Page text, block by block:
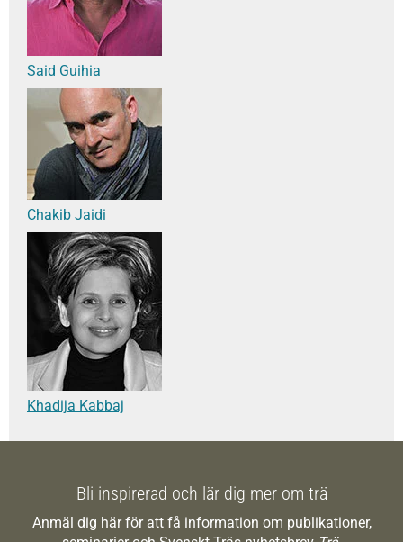
Said Guihia
Chakib Jaidi
Khadija Kabbaj
Bli inspirerad och lär dig mer om trä
Anmäl dig här för att få information om publikationer,